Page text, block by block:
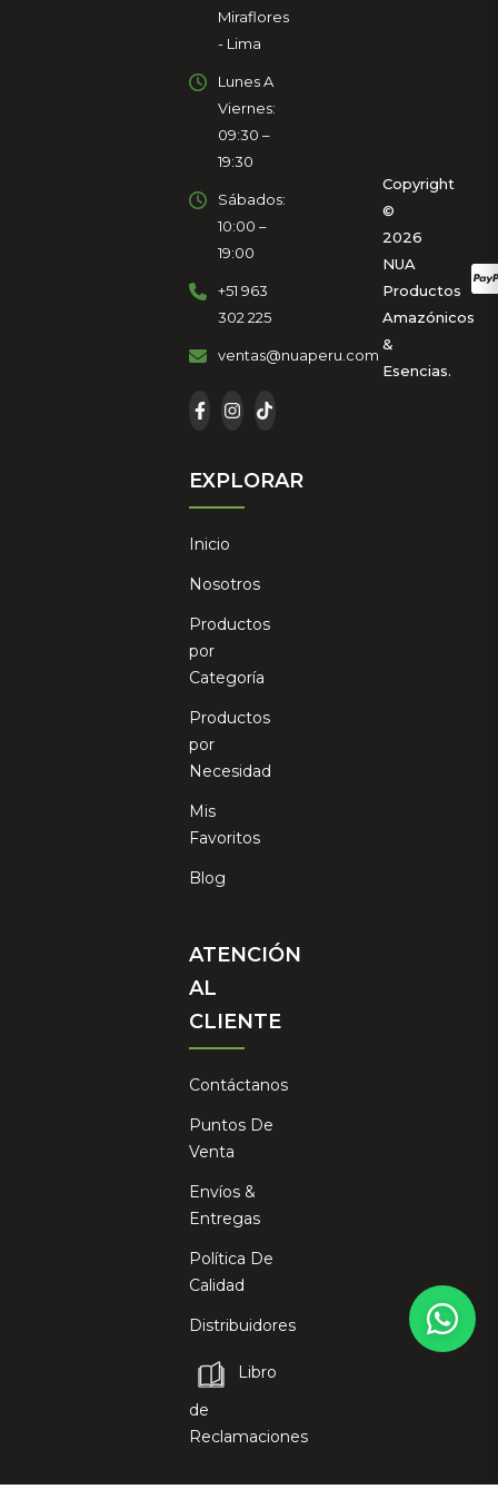
Miraflores
- Lima
Lunes A
Viernes:
09:30 –
19:30
Sábados:
10:00 –
19:00
+51 963
302 225
ventas@nuaperu.com
EXPLORAR
Inicio
Nosotros
Productos
por
Categoría
Productos
por
Necesidad
Mis
Favoritos
Blog
ATENCIÓN
AL
CLIENTE
Contáctanos
Puntos De
Venta
Envíos &
Entregas
Política De
Calidad
Distribuidores
Libro
de
Reclamaciones
Copyright
©
2026
NUA
Productos
Amazónicos
&
Esencias.